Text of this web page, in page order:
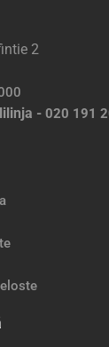
2
- 020 191